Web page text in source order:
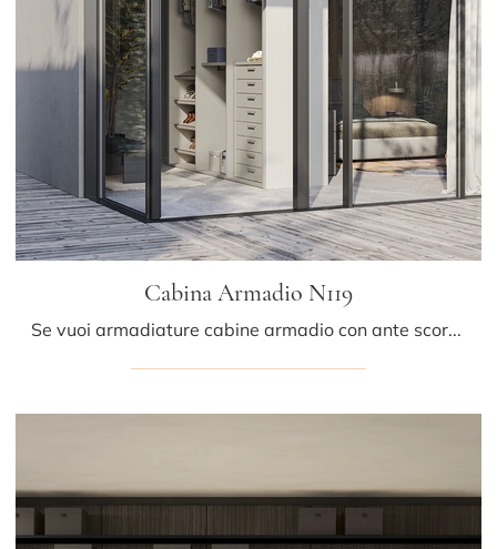
Cabina Armadio N119
Se vuoi armadiature cabine armadio con ante scorrevoli, clicca e scopri l'armadio Cabina Armadio N119 di Colombini Casa in melaminico.